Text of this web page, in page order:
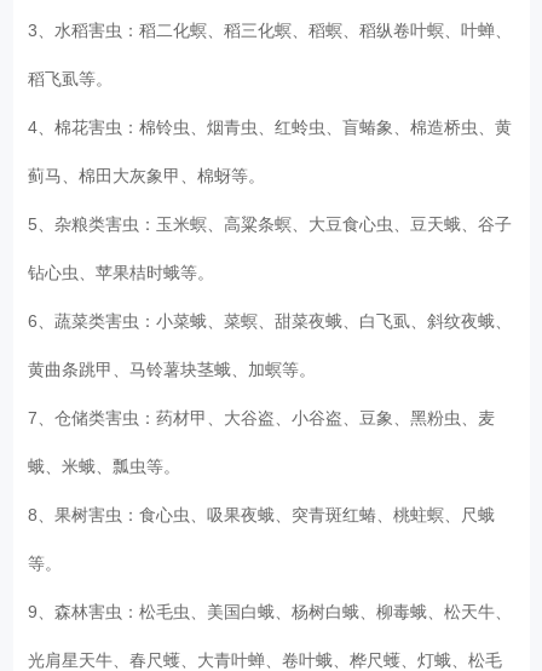
3、水稻害虫：稻二化螟、稻三化螟、稻螟、稻纵卷叶螟、叶蝉、
稻飞虱等。
4、棉花害虫：棉铃虫、烟青虫、红蛉虫、盲蝽象、棉造桥虫、黄
蓟马、棉田大灰象甲、棉蚜等。
5、杂粮类害虫：玉米螟、高粱条螟、大豆食心虫、豆天蛾、谷子
钻心虫、苹果桔时蛾等。
6、蔬菜类害虫：小菜蛾、菜螟、甜菜夜蛾、白飞虱、斜纹夜蛾、
黄曲条跳甲、马铃薯块茎蛾、加螟等。
7、仓储类害虫：药材甲、大谷盗、小谷盗、豆象、黑粉虫、麦
蛾、米蛾、瓢虫等。
8、果树害虫：食心虫、吸果夜蛾、突青斑红蝽、桃蛀螟、尺蛾
等。
9、森林害虫：松毛虫、美国白蛾、杨树白蛾、柳毒蛾、松天牛、
光肩星天牛、春尺蠖、大青叶蝉、卷叶蛾、桦尺蠖、灯蛾、松毛